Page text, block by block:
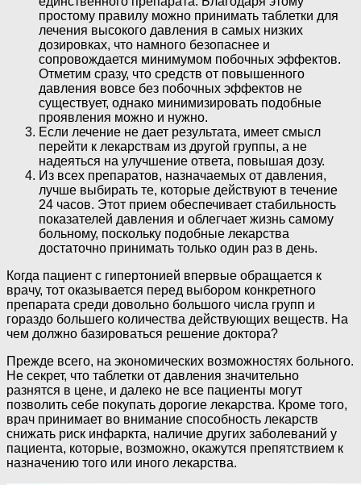
простому правилу можно принимать таблетки для
лечения высокого давления в самых низких
дозировках, что намного безопаснее и
сопровождается минимумом побочных эффектов.
Отметим сразу, что средств от повышенного
давления вовсе без побочных эффектов не
существует, однако минимизировать подобные
проявления можно и нужно.
Если лечение не дает результата, имеет смысл
перейти к лекарствам из другой группы, а не
надеяться на улучшение ответа, повышая дозу.
Из всех препаратов, назначаемых от давления,
лучше выбирать те, которые действуют в течение
24 часов. Этот прием обеспечивает стабильность
показателей давления и облегчает жизнь самому
больному, поскольку подобные лекарства
достаточно принимать только один раз в день.
Когда пациент с гипертонией впервые обращается к
врачу, тот оказывается перед выбором конкретного
препарата среди довольно большого числа групп и
гораздо большего количества действующих веществ. На
чем должно базироваться решение доктора?
Прежде всего, на экономических возможностях больного.
Не секрет, что таблетки от давления значительно
разнятся в цене, и далеко не все пациенты могут
позволить себе покупать дорогие лекарства. Кроме того,
врач принимает во внимание способность лекарств
снижать риск инфаркта, наличие других заболеваний у
пациента, которые, возможно, окажутся препятствием к
назначению того или иного лекарства.